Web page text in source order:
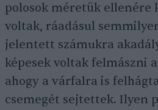
polosok méretük ellenére
voltak, ráadásul
jelentett számukra
képesek voltak felmászni
ahogy a várfalra is
csemegét sejtettek. Ilyen